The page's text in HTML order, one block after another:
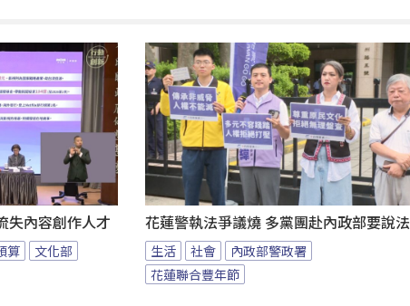
失內容創作人才
算 文化部
花蓮警執法爭議燒 多黨團赴內政部要說法
生活 社會
內政部警政署
花蓮聯合豐年節